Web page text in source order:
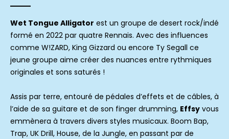
Wet Tongue Alligator est un groupe de desert rock/indé
formé en 2022 par quatre Rennais. Avec des influences
comme W!ZARD, King Gizzard ou encore Ty Segall ce
jeune groupe aime créer des nuances entre rythmiques
originales et sons saturés !
Assis par terre, entouré de pédales d’effets et de câbles, à
l’aide de sa guitare et de son finger drumming, Effsy vous
emmènera à travers divers styles musicaux. Boom Bap,
Trap, UK Drill, House, de la Jungle, en passant par de